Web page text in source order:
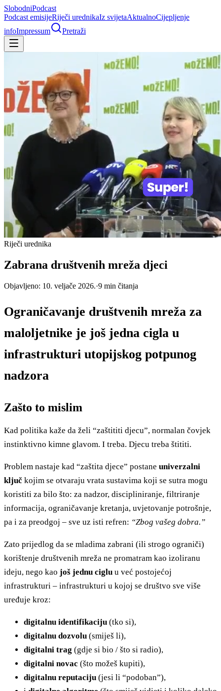
SlobodniPodcast
Podcast emisijeRiječi urednikaIz svijetaAktualnoCijepljenje
infoImpressum Pretraži
Riječi urednika
Zabrana društvenih mreža djeci
Objavljeno: 10. veljače 2026.·9 min čitanja
Ograničavanje društvenih mreža za
maloljetnike je još jedna cigla u
infrastrukturi utopijskog potpunog
nadzora
Zašto to mislim
Kad politika kaže da želi “zaštititi djecu”, normalan čovjek
instinktivno kimne glavom. I treba. Djecu treba štititi.
Problem nastaje kad “zaštita djece” postane univerzalni
ključ kojim se otvaraju vrata sustavima koji se sutra mogu
koristiti za bilo što: za nadzor, discipliniranje, filtriranje
informacija, ograničavanje kretanja, uvjetovanje potrošnje,
pa i za preodgoj – sve uz isti refren: “Zbog vašeg dobra.”
Zato prijedlog da se mladima zabrani (ili strogo ograniči)
korištenje društvenih mreža ne promatram kao izoliranu
ideju, nego kao još jednu ciglu u već postojećoj
infrastrukturi – infrastrukturi u kojoj se društvo sve više
uređuje kroz:
digitalnu identifikaciju (tko si),
digitalnu dozvolu (smiješ li),
digitalni trag (gdje si bio / što si radio),
digitalni novac (što možeš kupiti),
digitalnu reputaciju (jesi li “podoban”),